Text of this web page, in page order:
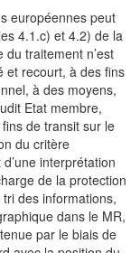
peut
4.1.c) et 4.2) de la
traitement n’est
et recourt, à des fins
à des moyens,
Etat membre,
de transit sur le
du critère
interprétation
de la protection
des informations,
dans le MR,
par le biais de